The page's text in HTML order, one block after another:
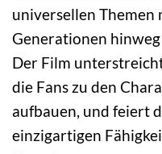
universellen Themen
Generationen
Der Film
die Fans zu den
aufbauen, und feiert
einzigartigen